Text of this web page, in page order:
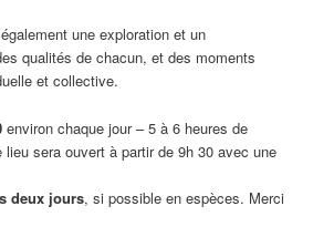
une exploration et un
qualités de chacun, et des moments
et collective.
environ chaque jour – 5 à 6 heures de
lieu sera ouvert à partir de 9h 30 avec une
deux jours, si possible en espèces. Merci